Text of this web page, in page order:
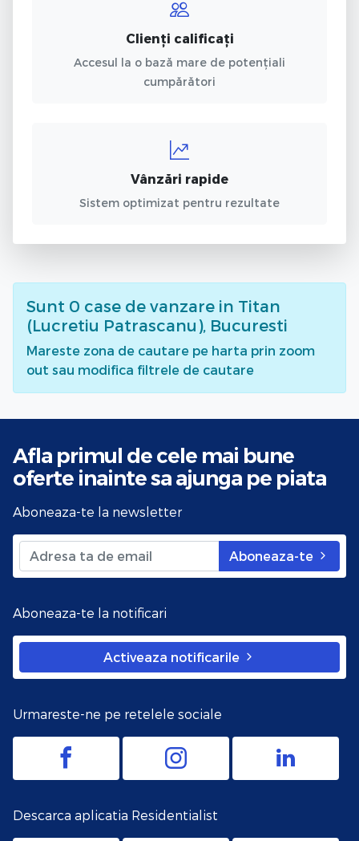
Clienți calificați
Accesul la o bază mare de potențiali
cumpărători
Vânzări rapide
Sistem optimizat pentru rezultate
Sunt 0 case de vanzare in Titan
(Lucretiu Patrascanu), Bucuresti
Mareste zona de cautare pe harta prin zoom
out sau modifica filtrele de cautare
Afla primul de cele mai bune
oferte inainte sa ajunga pe piata
Aboneaza-te la newsletter
Aboneaza-te
Aboneaza-te la notificari
Activeaza notificarile
Urmareste-ne pe retelele sociale
Descarca aplicatia Residentialist